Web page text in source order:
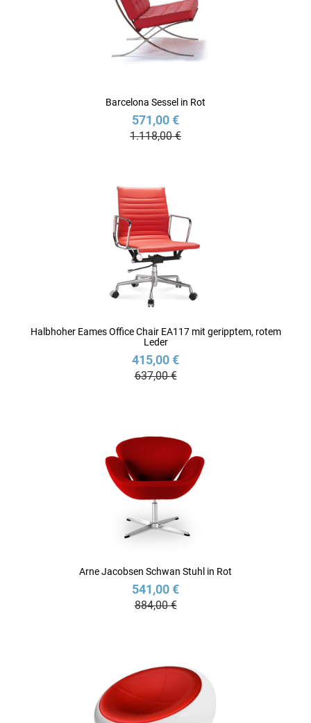
Barcelona Sessel in Rot
571,00 €
1.118,00 €
Halbhoher Eames Office Chair EA117 mit geripptem, rotem
Leder
415,00 €
637,00 €
Arne Jacobsen Schwan Stuhl in Rot
541,00 €
884,00 €